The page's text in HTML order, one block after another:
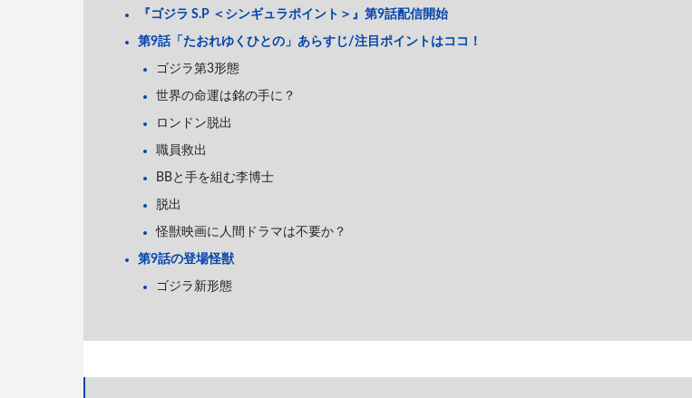
『ゴジラ S.P ＜シンギュラポイント＞』第9話配信開始
第9話「たおれゆくひとの」あらすじ/注目ポイントはココ！
ゴジラ第3形態
世界の命運は銘の手に？
ロンドン脱出
職員救出
BBと手を組む李博士
脱出
怪獣映画に人間ドラマは不要か？
第9話の登場怪獣
ゴジラ新形態